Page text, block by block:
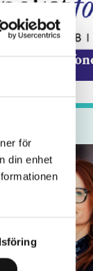
för
din enhet
till Sidas